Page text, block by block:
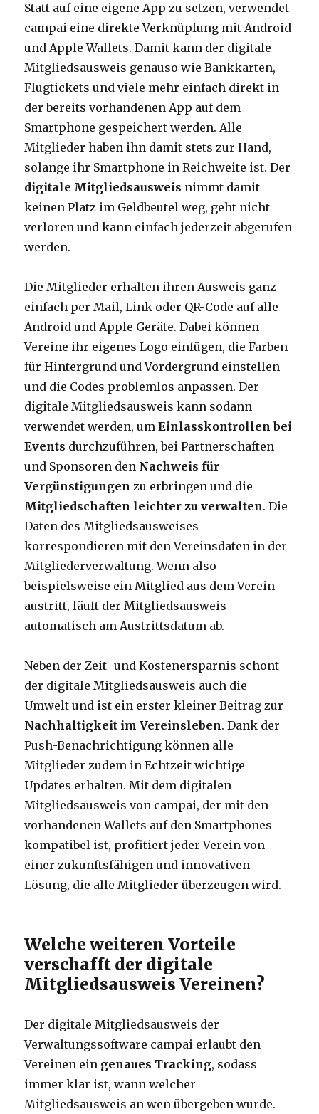
Statt auf eine eigene App zu setzen, verwendet
campai eine direkte Verknüpfung mit Android
und Apple Wallets. Damit kann der digitale
Mitgliedsausweis genauso wie Bankkarten,
Flugtickets und viele mehr einfach direkt in
der bereits vorhandenen App auf dem
Smartphone gespeichert werden. Alle
Mitglieder haben ihn damit stets zur Hand,
solange ihr Smartphone in Reichweite ist. Der
digitale Mitgliedsausweis nimmt damit
keinen Platz im Geldbeutel weg, geht nicht
verloren und kann einfach jederzeit abgerufen
werden.
Die Mitglieder erhalten ihren Ausweis ganz
einfach per Mail, Link oder QR-Code auf alle
Android und Apple Geräte. Dabei können
Vereine ihr eigenes Logo einfügen, die Farben
für Hintergrund und Vordergrund einstellen
und die Codes problemlos anpassen. Der
digitale Mitgliedsausweis kann sodann
verwendet werden, umEinlasskontrollen bei
Events durchzuführen, bei Partnerschaften
und Sponsoren den Nachweis für
Vergünstigungen zu erbringen und die
Mitgliedschaften leichter zu verwalten. Die
Daten des Mitgliedsausweises
korrespondieren mit den Vereinsdaten in der
Mitgliederverwaltung. Wenn also
beispielsweise ein Mitglied aus dem Verein
austritt, läuft der Mitgliedsausweis
automatisch am Austrittsdatum ab.
Neben der Zeit- und Kostenersparnis schont
der digitale Mitgliedsausweis auch die
Umwelt und ist ein erster kleiner Beitrag zur
Nachhaltigkeit im Vereinsleben. Dank der
Push-Benachrichtigung können alle
Mitglieder zudem in Echtzeit wichtige
Updates erhalten. Mit dem digitalen
Mitgliedsausweis von campai, der mit den
vorhandenen Wallets auf den Smartphones
kompatibel ist, profitiert jeder Verein von
einer zukunftsfähigen und innovativen
Lösung, die alle Mitglieder überzeugen wird.
Welche weiteren Vorteile
verschafft der digitale
Mitgliedsausweis Vereinen?
Der digitale Mitgliedsausweis der
Verwaltungssoftware campai erlaubt den
Vereinen ein genaues Tracking, sodass
immer klar ist, wann welcher
Mitgliedsausweis an wen übergeben wurde.